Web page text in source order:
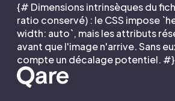
{# Dimensions intrinsèques du
ratio conservé) : le CSS impose
width: auto`, mais les attributs
avant que l'image n'arrive. Sans
compte un décalage potentiel. #}